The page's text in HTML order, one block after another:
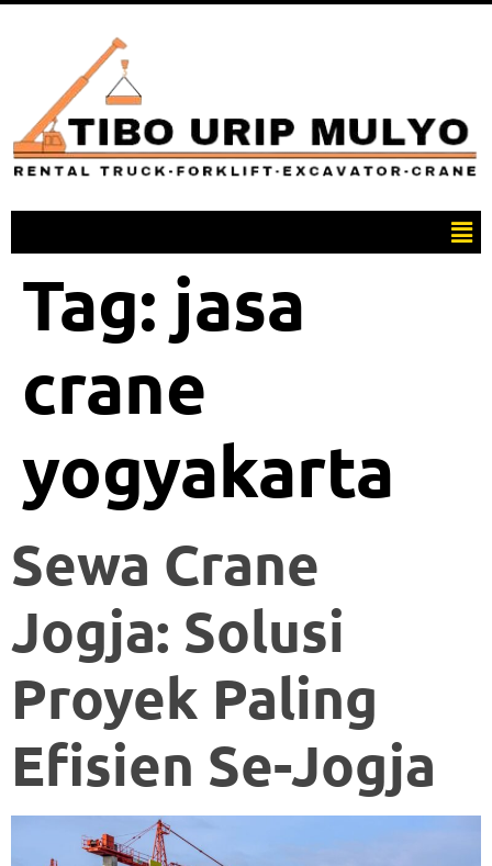
Tag: jasa
crane
yogyakarta
Sewa Crane
Jogja: Solusi
Proyek Paling
Efisien Se-Jogja